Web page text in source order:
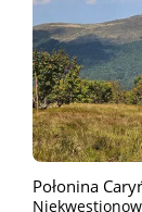
Połonina